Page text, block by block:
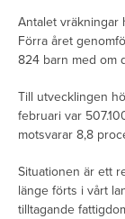
Antalet vräkningar
Förra året
824 barn med om
Till utvecklingen
februari var
motsvarar 8,8
Situationen är ett
länge förts i vårt
tilltagande